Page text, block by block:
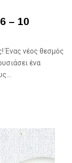
– 10
Ένας νέος θεσμός
ένα